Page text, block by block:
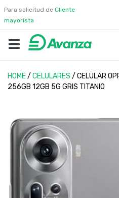
Para solicitud de Cliente
mayorista
HOME/ CELULARES / CELULAR
256GB 12GB 5G GRIS TITANIO